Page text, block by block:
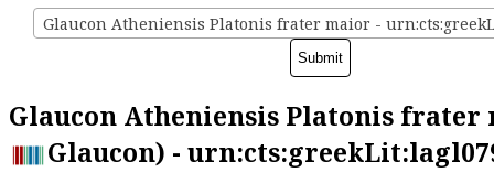
Glaucon Atheniensis Platonis frater
Glaucon) -